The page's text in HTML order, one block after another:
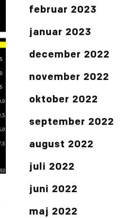
februar 2023
januar 2023
december 2022
november 2022
oktober 2022
september 2022
august 2022
juli 2022
juni 2022
maj 2022